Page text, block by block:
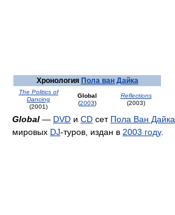
Хронология Пола ван Дайка
The Politics of
Dancing
(2001)
Global
(2003)
Reflections
(2003)
Global — DVD и CD сет Пола Ван Дайка
мировых DJ-туров, издан в 2003 году.